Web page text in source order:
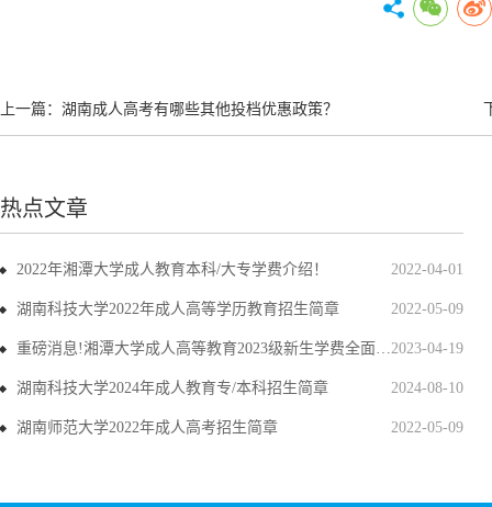
上一篇： 湖南成人高考有哪些其他投档优惠政策？
热点文章
2022-04-01
2022年湘潭大学成人教育本科/大专学费介绍！
2022-05-09
湖南科技大学2022年成人高等学历教育招生简章
2023-04-19
重磅消息!湘潭大学成人高等教育2023级新生学费全面上调
2024-08-10
湖南科技大学2024年成人教育专/本科招生简章
2022-05-09
湖南师范大学2022年成人高考招生简章